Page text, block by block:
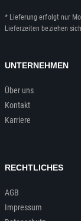
* Lieferung erfolgt nur
Lieferzeiten beziehen
UNTERNEHMEN
Über uns
Kontakt
Karriere
RECHTLICHES
AGB
Impressum